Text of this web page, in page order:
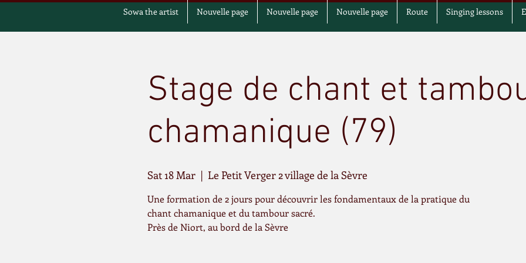
Sowa the artist Nouvelle page Nouvelle page Nouvelle page Route Singing lessons
Stage de chant et
chamanique (79)
Sat 18 Mar
  |
Le Petit Verger 2 village de la Sèvre
Une formation de 2 jours pour découvrir les fondamentaux de la pratique du
chant chamanique et du tambour sacré.
Près de Niort, au bord de la Sèvre